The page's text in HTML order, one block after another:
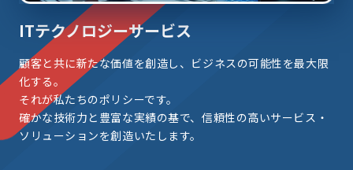
ITテクノロジーサービス
顧客と共に新たな価値を創造し、ビジネスの可能性を最大限
化する。
それが私たちのポリシーです。
確かな技術力と豊富な実績の基で、信頼性の高いサービス・
ソリューションを創造いたします。